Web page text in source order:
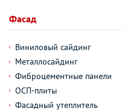
Фасад
Виниловый сайдинг
Металлосайдинг
Фиброцементные панели
ОСП-плиты
Фасадный утеплитель